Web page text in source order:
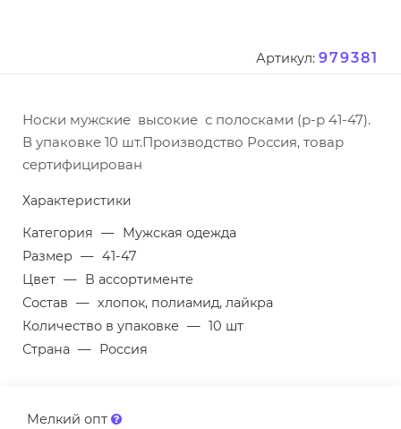
Артикул: 979381
Носки мужские высокие с полосками (р-р 41-47).
В упаковке 10 шт.Производство Россия, товар
сертифицирован
Характеристики
Категория — Мужская одежда
Размер — 41-47
Цвет — В ассортименте
Состав — хлопок, полиамид, лайкра
Количество в упаковке — 10 шт
Страна — Россия
Мелкий опт